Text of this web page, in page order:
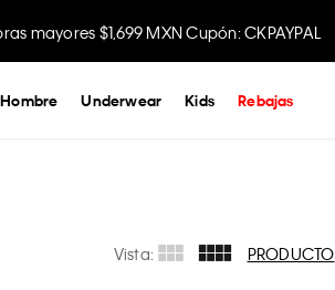
mayores $1,699 MXN Cupón: CKPAYPAL
Hombre Underwear Kids Rebajas
PRODUCTO
Vista: